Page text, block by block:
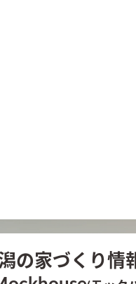
の家づくり情